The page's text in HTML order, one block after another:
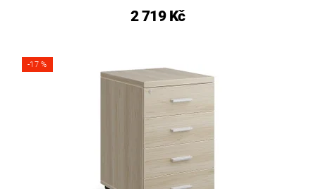
2 719 Kč
-17 %